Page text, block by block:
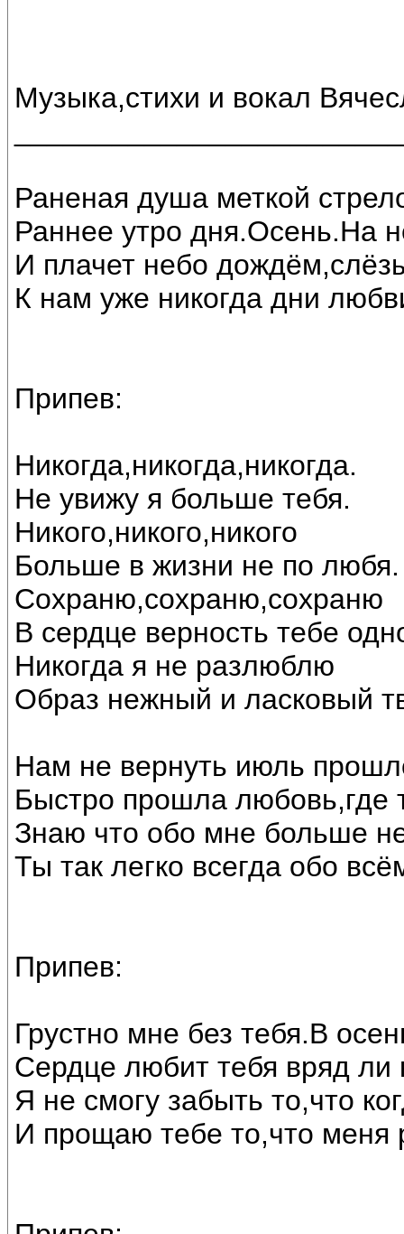
Музыка,стихи и вокал
Раненая душа меткой
Раннее утро дня.Осень.На
И плачет небо
К нам уже никогда дни
Припев:
Никогда,никогда,никогда.
Не увижу я больше тебя.
Никого,никого,никого
Больше в жизни не по любя.
Сохраню,сохраню,сохраню
В сердце верность тебе
Никогда я не разлюблю
Образ нежный и ласковый
Нам не вернуть июль
Быстро прошла любовь,где
Знаю что обо мне больше
Ты так легко всегда обо
Припев:
Грустно мне без тебя.В
Сердце любит тебя вряд ли
Я не смогу забыть то,что
И прощаю тебе то,что меня